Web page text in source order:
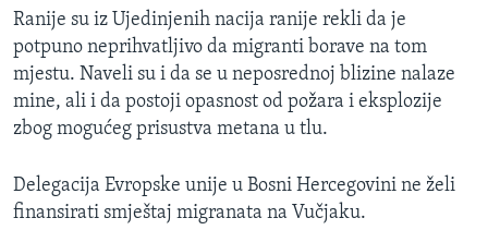
Ranije su iz Ujedinjenih nacija ranije rekli da je
potpuno neprihvatljivo da migranti borave na tom
mjestu. Naveli su i da se u neposrednoj blizine nalaze
mine, ali i da postoji opasnost od požara i eksplozije
zbog mogućeg prisustva metana u tlu.
Delegacija Evropske unije u Bosni Hercegovini ne želi
finansirati smještaj migranata na Vučjaku.